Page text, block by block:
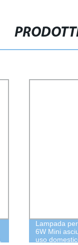
Lampada
6W Mini
uso